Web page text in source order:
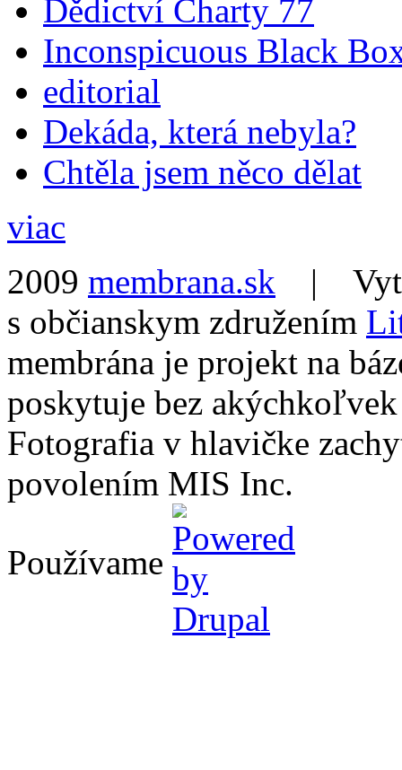
Dědictví Charty 77
Inconspicuous Black
editorial
Dekáda, která nebyla?
Chtěla jsem něco dělat
viac
2009 membrana.sk |
s občianskym združením
membrána je projekt na
poskytuje bez
Fotografia v hlavičke
povolením MIS Inc.
Používame